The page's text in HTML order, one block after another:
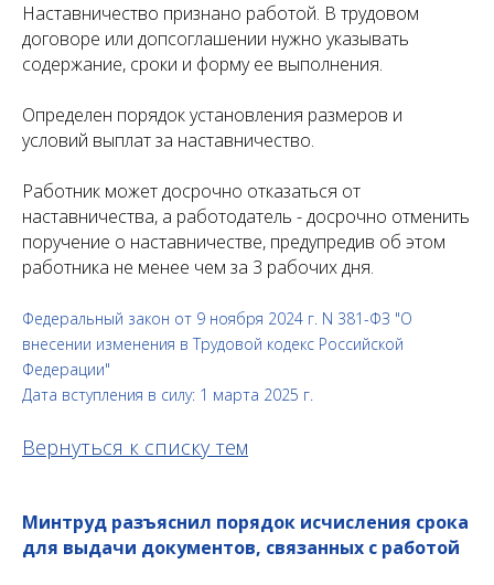
Наставничество признано работой. В трудовом
договоре или допсоглашении нужно указывать
содержание, сроки и форму ее выполнения.
Определен порядок установления размеров и
условий выплат за наставничество.
Работник может досрочно отказаться от
наставничества, а работодатель - досрочно отменить
поручение о наставничестве, предупредив об этом
работника не менее чем за 3 рабочих дня.
Федеральный закон от 9 ноября 2024 г. N 381-ФЗ "О
внесении изменения в Трудовой кодекс Российской
Федерации"
Дата вступления в силу: 1 марта 2025 г.
Вернуться к списку тем
Минтруд разъяснил порядок исчисления срока
для выдачи документов, связанных с работой